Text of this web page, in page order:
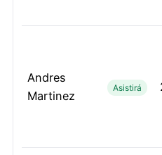
Andres
Martinez
Asistirá